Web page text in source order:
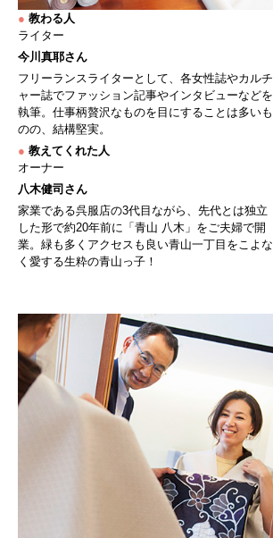
● 教わる人
ライター
今川真耶さん
フリーランスライターとして、各女性誌やカルチ
ャー誌でファッション記事やインタビューなどを
執筆。仕事柄贅沢なものを目にすることは多いも
のの、結構堅実。
● 教えてくれた人
オーナー
八木健司さん
家業である呉服店の3代目ながら、先代とは独立
した形で約20年前に「青山 八木」をご夫婦で開
業。緑も多くアクセスも良い青山一丁目をこよな
く愛する生粋の青山っ子！